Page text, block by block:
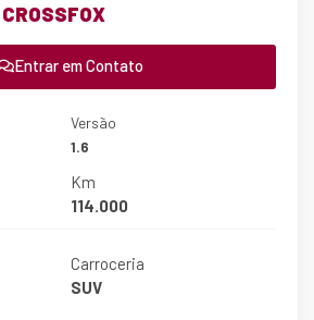
CROSSFOX
Entrar em Contato
Versão
1.6
Km
114.000
Carroceria
SUV